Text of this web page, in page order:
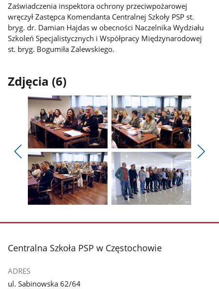
Zaświadczenia inspektora ochrony przeciwpożarowej
wręczył Zastępca Komendanta Centralnej Szkoły PSP st.
bryg. dr. Damian Hajdas w obecności Naczelnika Wydziału
Szkoleń Specjalistycznych i Współpracy Międzynarodowej
st. bryg. Bogumiła Zalewskiego.
Zdjęcia (6)
Pokaż
poprzednie
zdjęcia
Pokaż
zdjęcie
1
z
galerii.
Pokaż
zdjęcie
2
z
galerii.
zdjęcie
galerii.
zdjęcie
galerii.
stopka
Centralna Szkoła PSP w Częstochowie
ADRES
ul. Sabinowska 62/64